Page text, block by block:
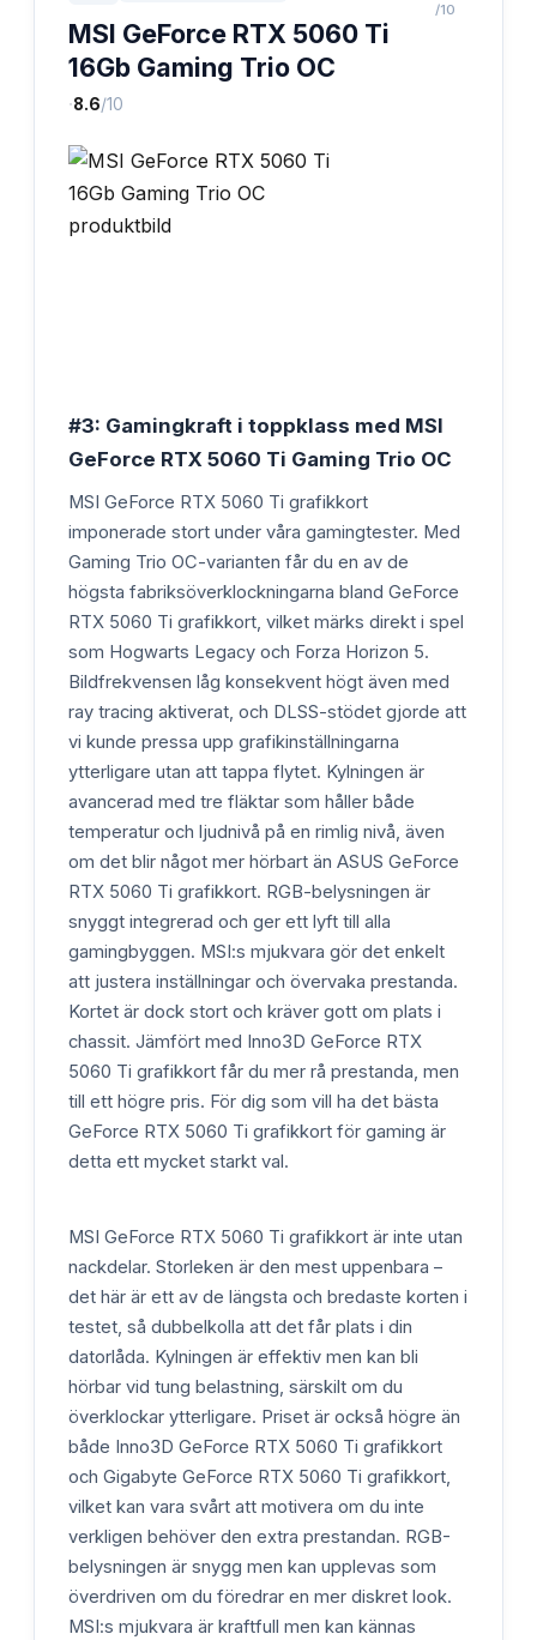
MSI GeForce RTX 5060 Ti
16Gb Gaming Trio OC
·8.6/10
/10
#3: Gamingkraft i toppklass med MSI
GeForce RTX 5060 Ti Gaming Trio OC
MSI GeForce RTX 5060 Ti grafikkort
imponerade stort under våra gamingtester. Med
Gaming Trio OC-varianten får du en av de
högsta fabriksöverklockningarna bland GeForce
RTX 5060 Ti grafikkort, vilket märks direkt i spel
som Hogwarts Legacy och Forza Horizon 5.
Bildfrekvensen låg konsekvent högt även med
ray tracing aktiverat, och DLSS-stödet gjorde att
vi kunde pressa upp grafikinställningarna
ytterligare utan att tappa flytet. Kylningen är
avancerad med tre fläktar som håller både
temperatur och ljudnivå på en rimlig nivå, även
om det blir något mer hörbart än ASUS GeForce
RTX 5060 Ti grafikkort. RGB-belysningen är
snyggt integrerad och ger ett lyft till alla
gamingbyggen. MSI:s mjukvara gör det enkelt
att justera inställningar och övervaka prestanda.
Kortet är dock stort och kräver gott om plats i
chassit. Jämfört med Inno3D GeForce RTX
5060 Ti grafikkort får du mer rå prestanda, men
till ett högre pris. För dig som vill ha det bästa
GeForce RTX 5060 Ti grafikkort för gaming är
detta ett mycket starkt val.
MSI GeForce RTX 5060 Ti grafikkort är inte utan
nackdelar. Storleken är den mest uppenbara –
det här är ett av de längsta och bredaste korten i
testet, så dubbelkolla att det får plats i din
datorlåda. Kylningen är effektiv men kan bli
hörbar vid tung belastning, särskilt om du
överklockar ytterligare. Priset är också högre än
både Inno3D GeForce RTX 5060 Ti grafikkort
och Gigabyte GeForce RTX 5060 Ti grafikkort,
vilket kan vara svårt att motivera om du inte
verkligen behöver den extra prestandan. RGB-
belysningen är snygg men kan upplevas som
överdriven om du föredrar en mer diskret look.
MSI:s mjukvara är kraftfull men kan kännas